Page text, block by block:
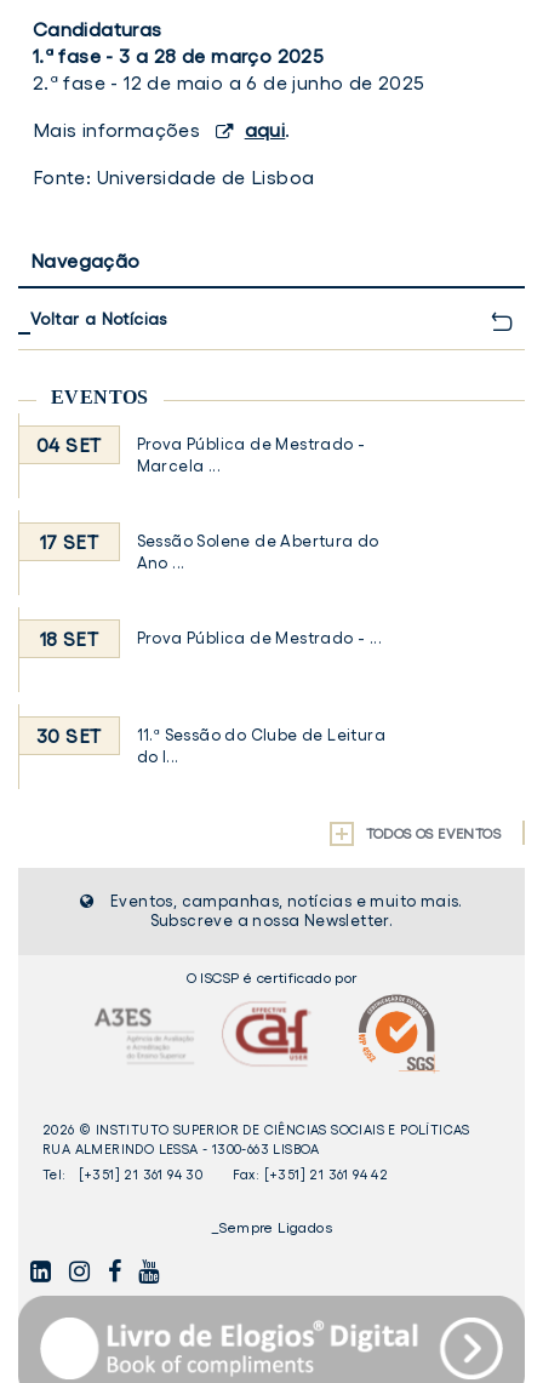
Candidaturas
1.ª fase - 3 a 28 de março 2025
2.ª fase - 12 de maio a 6 de junho de 2025
Mais informações aqui.
Fonte: Universidade de Lisboa
Navegação
Voltar a Notícias
EVENTOS
04 SET
Prova Pública de Mestrado -
Marcela ...
17 SET
Sessão Solene de Abertura do
Ano ...
18 SET Prova Pública de Mestrado - ...
30 SET
11.ª Sessão do Clube de Leitura
do I...
TODOS OS EVENTOS
Eventos, campanhas, notícias e muito mais.
Subscreve a nossa Newsletter.
O ISCSP é certificado por
2026 © INSTITUTO SUPERIOR DE CIÊNCIAS SOCIAIS E POLÍTICAS
RUA ALMERINDO LESSA - 1300-663 LISBOA
Tel:
[+351] 21 361 94 30 Fax: [+351] 21 361 94 42
_Sempre Ligados
LINKEDININSTAGAMFACEBOOK
YOUTUBE